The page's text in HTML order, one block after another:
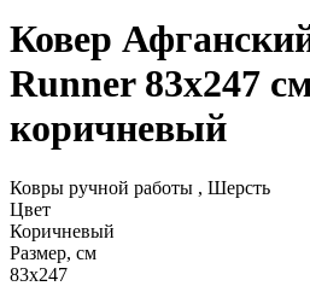
Ковер
Runner 83x247
коричневый
Ковры ручной работы , Шерсть
Цвет
Коричневый
Размер, см
83x247